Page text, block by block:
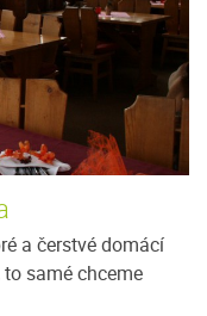
a čerstvé domácí
samé chceme